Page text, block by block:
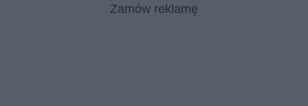
Zamów reklamę